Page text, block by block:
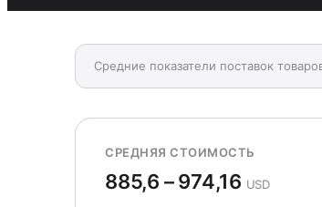
Средние показатели поставок
СРЕДНЯЯ СТОИМОСТЬ
885,6 – 974,16 USD